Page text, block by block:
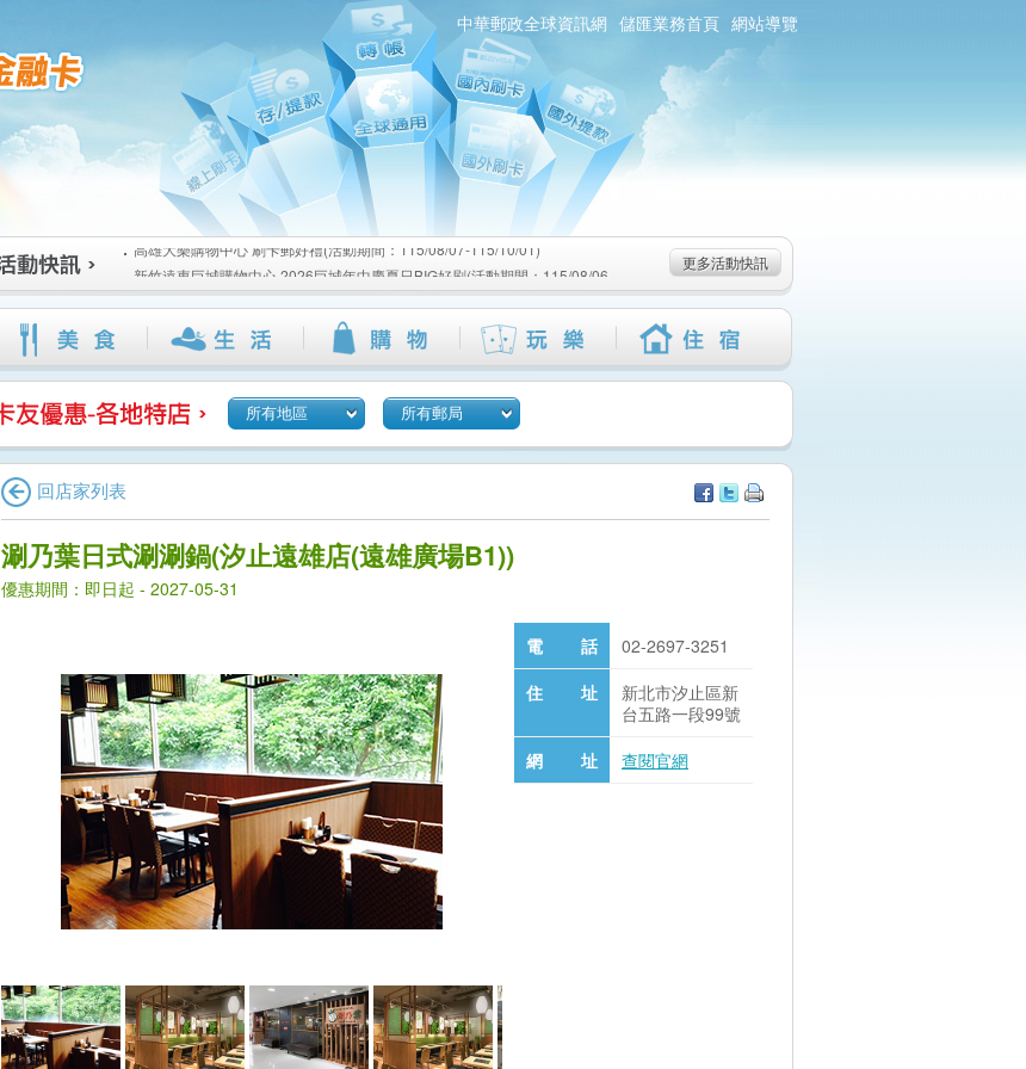
中華郵政全球資訊網 儲匯業務首頁 網站導覽
高雄大樂購物中心 刷卡郵好禮(活動期間：115/08/07-115/10/01)
新竹遠東巨城購物中心 2026巨城年中慶夏日BIG好刷(活動期間：115/08/06-
115/08/26)
臺北三創生活 有點東西第2波 刷卡郵好禮(活動期間：115/08/06-115/09/02)
高雄大樂購物中心 刷卡郵好禮(活動期間：115/08/07-115/10/01)
新竹遠東巨城購物中心 2026巨城年中慶夏日BIG好刷(活動期間：115/08/06-
115/08/26)
臺北三創生活 有點東西第2波 刷卡郵好禮(活動期間：115/08/06-115/09/02)
更多活動快訊
所有地區 所有郵局
回店家列表
涮乃葉日式涮涮鍋(汐止遠雄店(遠雄廣場B1))
優惠期間：即日起 - 2027-05-31
電 話
02-2697-3251
住 址
新北市汐止區新
台五路一段99號
網 址
查閱官網